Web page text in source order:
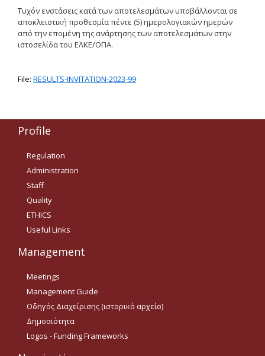
Δημοσιότητα
Logos - Funding
Frameworks
Ε.Σ.Π.Α. (2007-2013)
Δυναμικού, Εκπαίδευση και
ΕΡΓΑ ΕΣΠΑ 2014-2020
Δημοσιότητα ΕΛ.ΙΔ.Ε.Κ.
ΕΛ.ΙΔ.Ε.Κ. Μεταδιδάκτορες
Guidelines
Guidelines
Τυχόν ενστάσεις κατά των αποτελεσμάτων υποβάλλονται σε
αποκλειστική προθεσμία πέντε (5) ημερολογιακών ημερών
από την επομένη της ανάρτησης των αποτελεσμάτων στην
ιστοσελίδα του ΕΛΚΕ/ΟΠΑ.
File: RESULTS-INVITATION-2023-99
Profile
Regulation
Administration
Staff
Quality
ETHICS
Useful Links
Management
Meetings
Management Guide
Οδηγός Διαχείρισης (ιστορικό αρχείο)
Δημοσιότητα
Logos - Funding Frameworks